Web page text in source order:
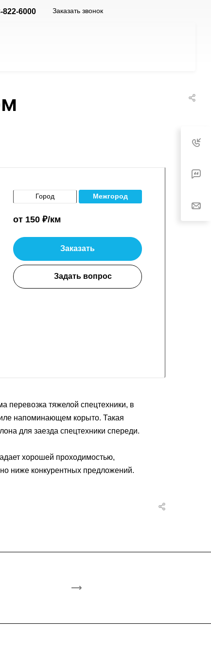
822-6000 Заказать звонок
Город Межгород
от 150 ₽/км
Заказать
Задать вопрос
перевозка тяжелой спецтехники, в
напоминающем корыто. Такая
для заезда спецтехники спереди.
хорошей проходимостью,
ниже конкурентных предложений.